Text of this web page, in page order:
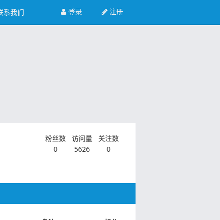
注册
登录
系我们
粉丝数
0
访问量
5626
关注数
0